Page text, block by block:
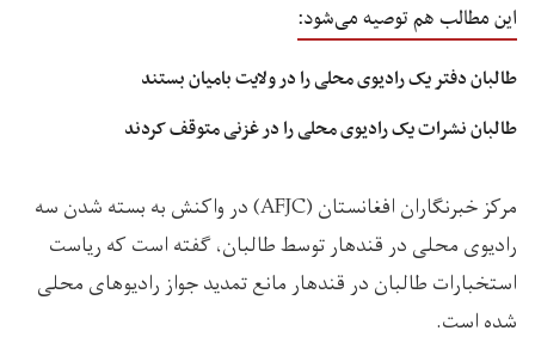
این مطالب هم توصیه می‌شود:
طالبان دفتر یک رادیوی محلی را در ولایت بامیان بستند
طالبان نشرات یک رادیوی محلی را در غزنی متوقف کردند
مرکز خبرنگاران افغانستان (AFJC) در واکنش به بسته شدن سه
رادیوی محلی در قندهار توسط طالبان، گفته است که ریاست
استخبارات طالبان در قندهار مانع تمدید جواز رادیو‌های محلی
شده است.